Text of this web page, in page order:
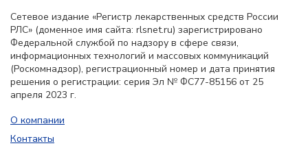
Сетевое издание «Регистр лекарственных средств России
РЛС» (доменное имя сайта: rlsnet.ru) зарегистрировано
Федеральной службой по надзору в сфере связи,
информационных технологий и массовых коммуникаций
(Роскомнадзор), регистрационный номер и дата принятия
решения о регистрации: серия Эл № ФС77-85156 от 25
апреля 2023 г.
О компании
Контакты